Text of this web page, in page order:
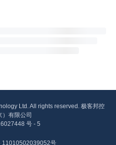
Ltd. All rights reserved. 极客邦控
）有限公司
号 - 5
11010502039052号